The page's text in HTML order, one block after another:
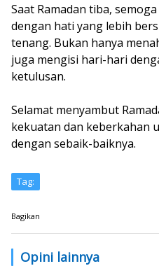
Saat Ramadan tiba,
dengan hati yang lebih
tenang. Bukan hanya
juga mengisi hari-hari
ketulusan.
Selamat menyambut
kekuatan dan keberkahan
dengan sebaik-baiknya.
Tag:
Bagikan
Opini lainnya